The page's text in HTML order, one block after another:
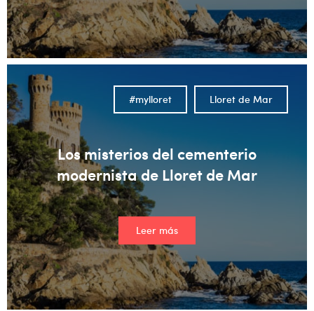
Los misterios del cementerio
modernista de Lloret de Mar
Leer más
Lloret de Mar
#mylloret